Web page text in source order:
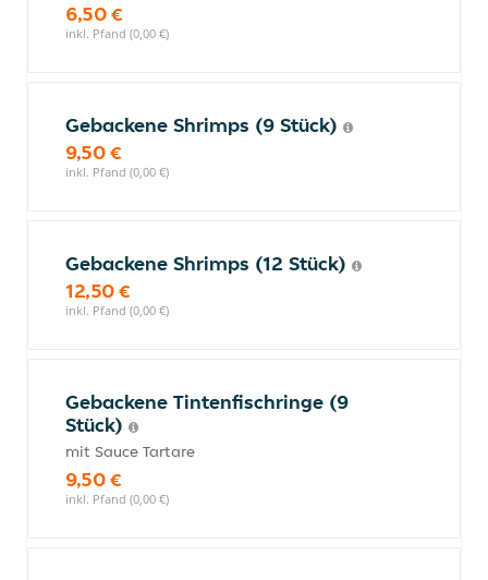
6,50 €
inkl. Pfand (0,00 €)
Gebackene Shrimps (9 Stück)
9,50 €
inkl. Pfand (0,00 €)
Gebackene Shrimps (12 Stück)
12,50 €
inkl. Pfand (0,00 €)
Gebackene Tintenfischringe (9
Stück)
mit Sauce Tartare
9,50 €
inkl. Pfand (0,00 €)